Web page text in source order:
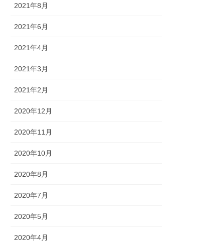
2021年8月
2021年6月
2021年4月
2021年3月
2021年2月
2020年12月
2020年11月
2020年10月
2020年8月
2020年7月
2020年5月
2020年4月